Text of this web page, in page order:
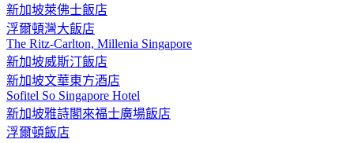
新加坡萊佛士飯店
浮爾頓灣大飯店
The Ritz-Carlton, Millenia Singapore
新加坡威斯汀飯店
新加坡文華東方酒店
Sofitel So Singapore Hotel
新加坡雅詩閣來福士廣場飯店
浮爾頓飯店